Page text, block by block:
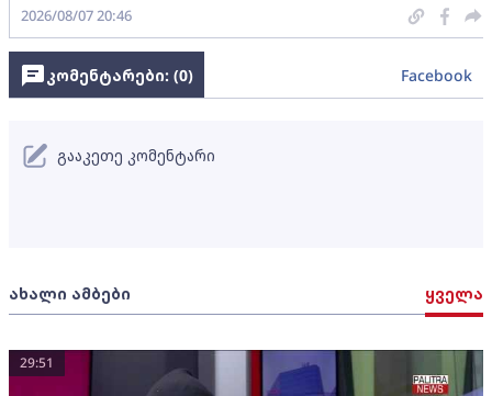
2026/08/07 20:46
ახალი ამბები ყველა
29:51
კომენტარები: (0) Facebook
გააკეთე კომენტარი